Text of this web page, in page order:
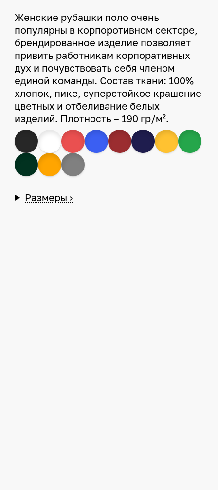
Женские рубашки поло очень
популярны в корпоротивном секторе,
брендированное изделие позволяет
привить работникам корпоративных
дух и почувствовать себя членом
единой команды. Состав ткани: 100%
хлопок, пике, суперстойкое крашение
цветных и отбеливание белых
изделий. Плотность – 190 гр/м².
Размеры ›